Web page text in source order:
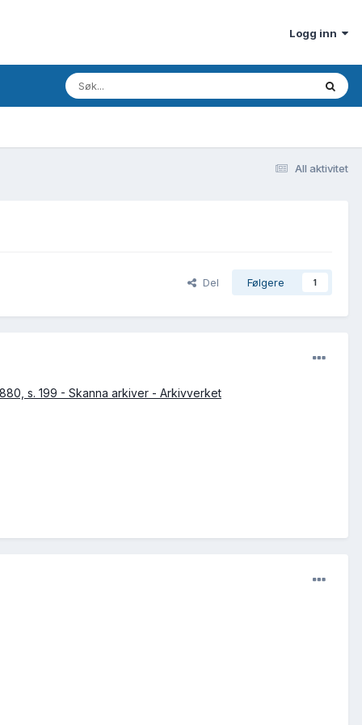
Logg inn
All aktivitet
Del Følgere 1
s. 199 - Skanna arkiver - Arkivverket